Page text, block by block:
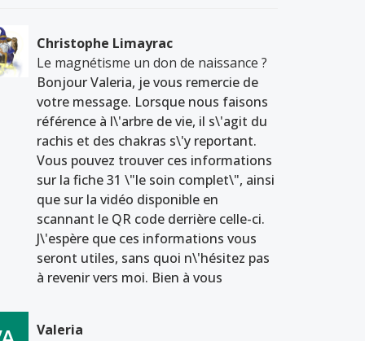
Christophe Limayrac
Le magnétisme un don de naissance ?
Bonjour Valeria, je vous remercie de
votre message. Lorsque nous faisons
référence à l\'arbre de vie, il s\'agit du
rachis et des chakras s\'y reportant.
Vous pouvez trouver ces informations
sur la fiche 31 \"le soin complet\", ainsi
que sur la vidéo disponible en
scannant le QR code derrière celle-ci.
J\'espère que ces informations vous
seront utiles, sans quoi n\'hésitez pas
à revenir vers moi. Bien à vous
Valeria